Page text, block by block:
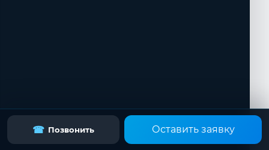
☎ Позвонить Оставить заявку